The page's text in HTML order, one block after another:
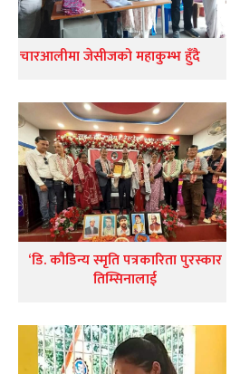
चारआलीमा जेसीजको महाकुम्भ हुँदै
‘डि. कौडिन्य स्मृति पत्रकारिता पुरस्कार
तिम्सिनालाई